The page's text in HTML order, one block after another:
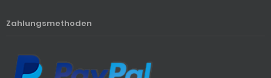
Zahlungsmethoden